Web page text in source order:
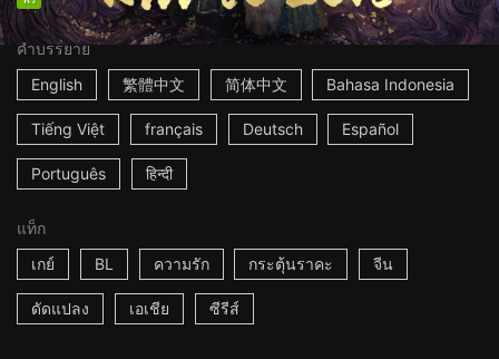
คำบรรยาย
English
繁體中文 简体中文 Bahasa Indonesia
Tiếng Việt français Deutsch Español
Português हिन्दी
แท็ก
เกย์
BL ความรัก กระตุ้นราคะ จีน
ดัดแปลง เอเชีย ซีรีส์